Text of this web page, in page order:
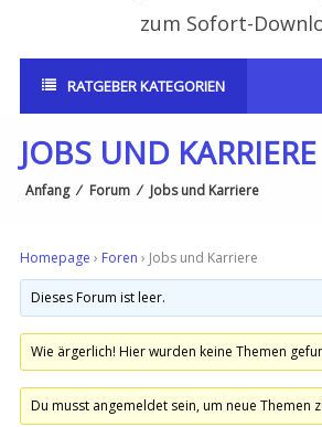
zum Sofort-
RATGEBER KATEGORIEN
JOBS UND KARRIERE
Anfang ⁄ Forum ⁄ Jobs und Karriere
Homepage › Foren › Jobs und Karriere
Dieses Forum ist leer.
Wie ärgerlich! Hier wurden keine Themen
Du musst angemeldet sein, um neue Themen